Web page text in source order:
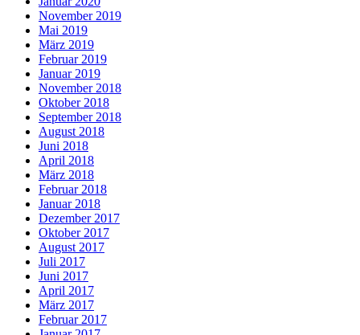
November 2019
Mai 2019
März 2019
Februar 2019
Januar 2019
November 2018
Oktober 2018
September 2018
August 2018
Juni 2018
April 2018
März 2018
Februar 2018
Januar 2018
Dezember 2017
Oktober 2017
August 2017
Juli 2017
Juni 2017
April 2017
März 2017
Februar 2017